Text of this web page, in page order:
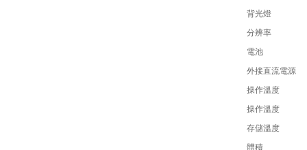
背光燈
分辨率
電池
外接直流電源
操作溫度
操作溫度
存儲溫度
體積